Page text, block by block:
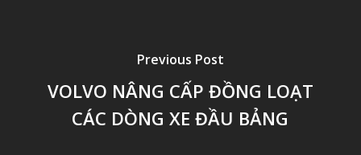
Previous Post
VOLVO NÂNG CẤP ĐỒNG LOẠT
CÁC DÒNG XE ĐẦU BẢNG